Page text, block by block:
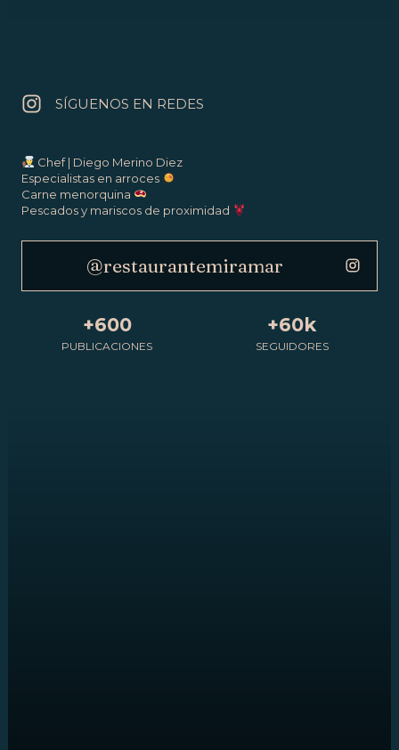
SÍGUENOS EN REDES
Chef | Diego Merino Diez
Especialistas en arroces
Carne menorquina
Pescados y mariscos de proximidad
@restaurantemiramar
+600
PUBLICACIONES
+60k
SEGUIDORES